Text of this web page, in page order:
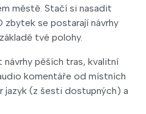
městě. Stačí si nasadit
zbytek se postarají návrhy
tvé polohy.
pěších tras, kvalitní
komentáře od místních
jazyk (z šesti dostupných) a